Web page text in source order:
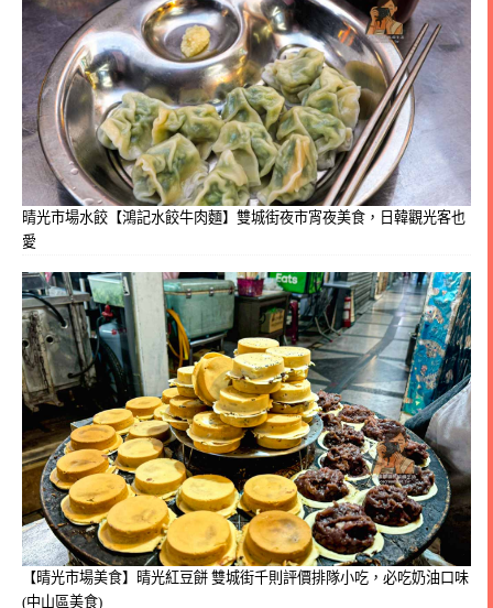
晴光市場水餃【鴻記水餃牛肉麵】雙城街夜市宵夜美食，日韓觀光客也
愛
【晴光市場美食】晴光紅豆餅 雙城街千則評價排隊小吃，必吃奶油口味
(中山區美食)